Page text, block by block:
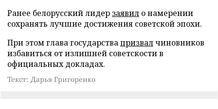
Ранее белорусский лидер заявил о намерении
сохранять лучшие достижения советской эпохи.
При этом глава государствапризвалчиновников
избавиться от излишней советскости в
официальных докладах.
Текст: Дарья Григоренко